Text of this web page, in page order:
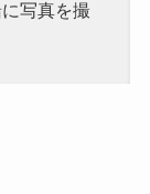
写真を撮